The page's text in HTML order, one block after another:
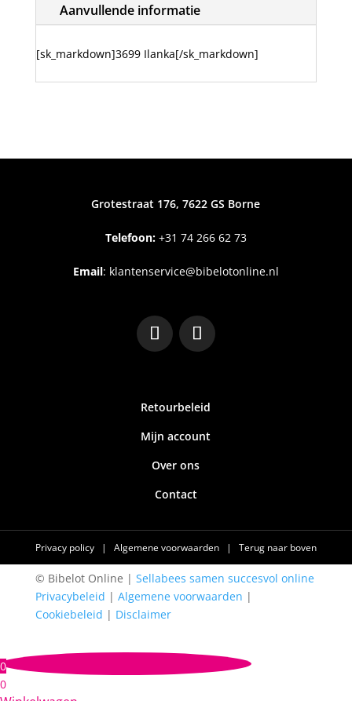
Aanvullende informatie
[sk_markdown]3699 Ilanka[/sk_markdown]
Grotestraat 176, 7622 GS Borne
Telefoon:+31 74 266 62 73
Email: klantenservice@bibelotonline.nl
Retourbeleid
Mijn account
Over ons
Contact
Privacy policy | Algemene voorwaarden | Terug naar boven
© Bibelot Online | Sellabees samen succesvol online
Privacybeleid | Algemene voorwaarden |
Cookiebeleid | Disclaimer
0
0